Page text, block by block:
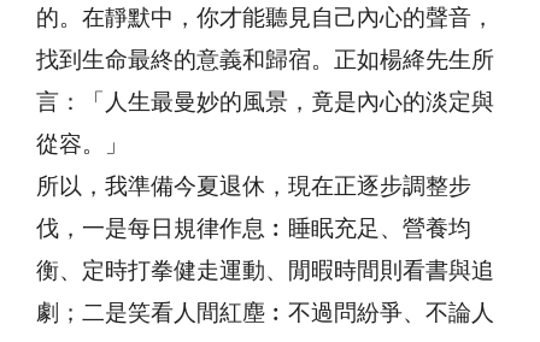
的。在靜默中，你才能聽見自己內心的聲音，
找到生命最終的意義和歸宿。正如楊絳先生所
言：「人生最曼妙的風景，竟是內心的淡定與
從容。」
所以，我準備今夏退休，現在正逐步調整步
伐，一是每日規律作息︰睡眠充足、營養均
衡、定時打拳健走運動、閒暇時間則看書與追
劇；二是笑看人間紅塵︰不過問紛爭、不論人